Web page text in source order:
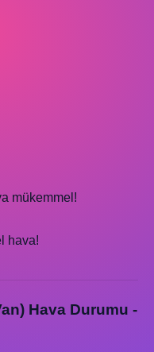
mükemmel!
hava!
Hava Durumu -